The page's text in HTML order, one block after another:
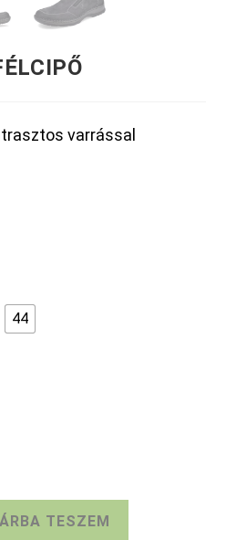
varrással
44
TESZEM